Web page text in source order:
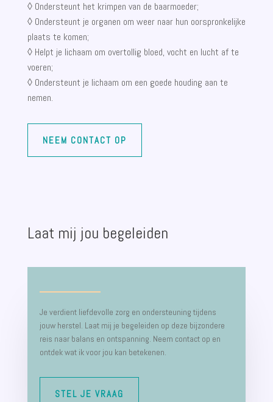
◊ Ondersteunt het krimpen van de baarmoeder;
◊ Ondersteunt je organen om weer naar hun oorspronkelijke
plaats te komen;
◊ Helpt je lichaam om overtollig bloed, vocht en lucht af te
voeren;
◊ Ondersteunt je lichaam om een goede houding aan te
nemen.
NEEM CONTACT OP
Laat mij jou begeleiden
Je verdient liefdevolle zorg en ondersteuning tijdens
jouw herstel. Laat mij je begeleiden op deze bijzondere
reis naar balans en ontspanning. Neem contact op en
ontdek wat ik voor jou kan betekenen.
STEL JE VRAAG